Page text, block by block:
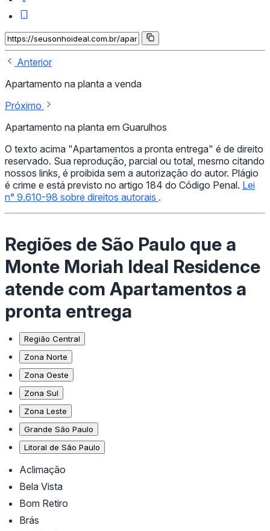
Anterior
Apartamento na planta a venda
Próximo
Apartamento na planta em Guarulhos
O texto acima "Apartamentos a pronta entrega" é de direito
reservado. Sua reprodução, parcial ou total, mesmo citando
nossos links, é proibida sem a autorização do autor. Plágio
é crime e está previsto no artigo 184 do Código Penal. Lei
n° 9.610-98 sobre direitos autorais .
Regiões de São Paulo que a
Monte Moriah Ideal Residence
atende com Apartamentos a
pronta entrega
Região Central
Zona Norte
Zona Oeste
Zona Sul
Zona Leste
Grande São Paulo
Litoral de São Paulo
Aclimação
Bela Vista
Bom Retiro
Brás